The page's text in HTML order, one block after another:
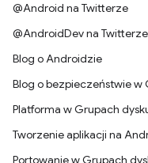
@Android na Twitterze
@AndroidDev na Twitterze
Blog o Androidzie
Blog o bezpieczeństwie w
Platforma w Grupach
Tworzenie aplikacji na
Portowanie w Grupach